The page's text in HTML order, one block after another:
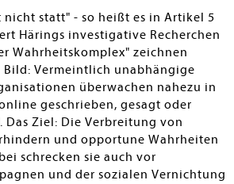
nicht statt" - so heißt es in Artikel 5
Härings investigative Recherchen
Wahrheitskomplex" zeichnen
Bild: Vermeintlich unabhängige
überwachen nahezu in
geschrieben, gesagt oder
Ziel: Die Verbreitung von
und opportune Wahrheiten
schrecken sie auch vor
und der sozialen Vernichtung